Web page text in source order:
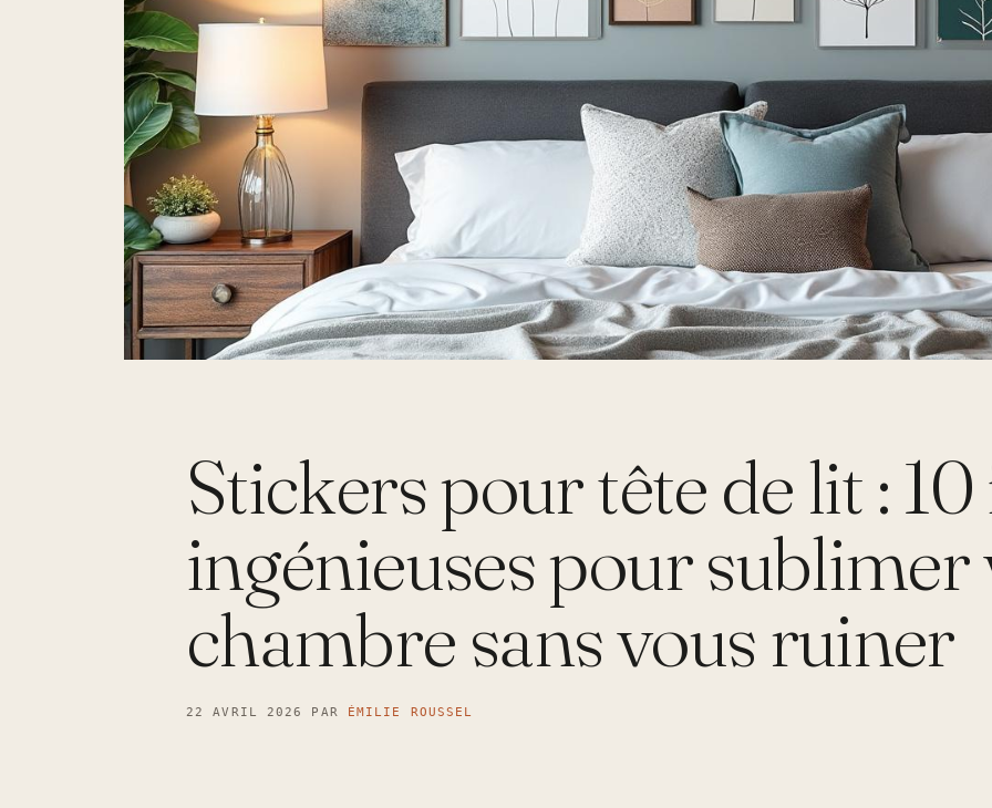
Stickers pour tête de lit : 10
ingénieuses pour sublimer
chambre sans vous ruiner
22 AVRIL 2026 PAR ÉMILIE ROUSSEL